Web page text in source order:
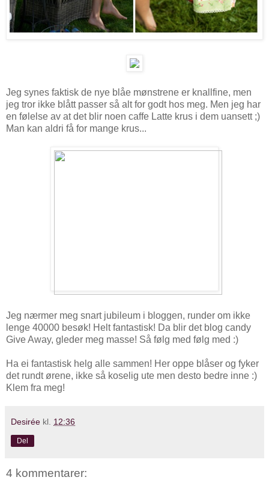
Jeg synes faktisk de nye blåe mønstrene er knallfine, men
jeg tror ikke blått passer så alt for godt hos meg. Men jeg har
en følelse av at det blir noen caffe Latte krus i dem uansett ;)
Man kan aldri få for mange krus...
Jeg nærmer meg snart jubileum i bloggen, runder om ikke
lenge 40000 besøk! Helt fantastisk! Da blir det blog candy
Give Away, gleder meg masse! Så følg med følg med :)
Ha ei fantastisk helg alle sammen! Her oppe blåser og fyker
det rundt ørene, ikke så koselig ute men desto bedre inne :)
Klem fra meg!
Desirée kl. 12:36
Del
4 kommentarer: